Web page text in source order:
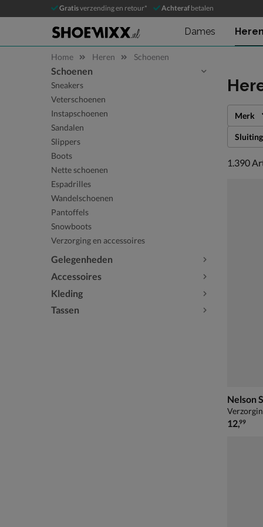
Gratisverzending en retour* Achteraf betalen
Dames Heren
Home Heren Schoenen
Sla categorieën over
Schoenen
Sneakers
Veterschoenen
Instapschoenen
Sandalen
Slippers
Boots
Nette schoenen
Espadrilles
Wandelschoenen
Pantoffels
Snowboots
Verzorging en accessoires
Gelegenheden
Accessoires
Kleding
Tassen
Merk
Sluiting
1390
1.390
Nelson
€ 12,99
12,99